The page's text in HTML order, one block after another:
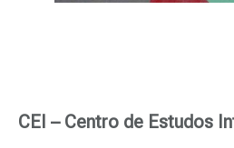
CEI – Centro de Estudos